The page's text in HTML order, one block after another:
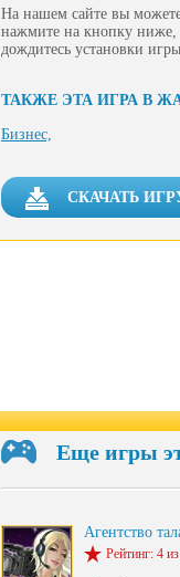
На нашем сайте вы
нажмите на кнопку ниже,
дождитесь установки
ТАКЖЕ ЭТА ИГРА В
Бизнес,
СКАЧАТЬ
Еще игры
Агентство
Рейтинг: 4